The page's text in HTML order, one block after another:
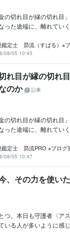
の切れ目が縁の切れ目
った途端に、離れてい
鑑定士 昴流（すばる）※
08/05 10:45
切れ目が縁の切れ
のか
記事
の切れ目が縁の切れ目
った途端に、離れてい
鑑定士 昴流PRO ※ブログ
08/05 10:47
、その力を使い
つ。本日も守護者〈ア
いる人が多いように感